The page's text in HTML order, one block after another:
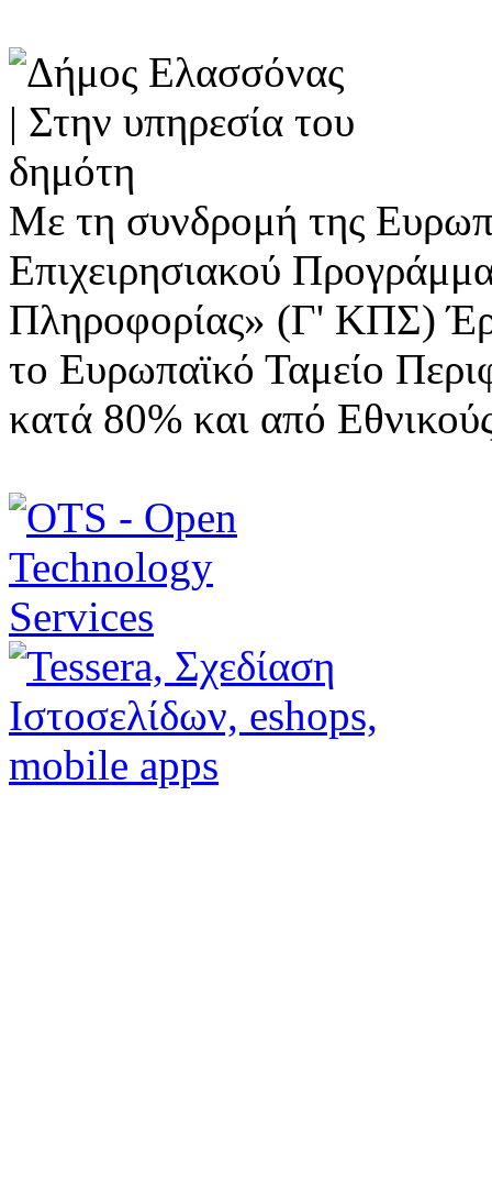
Με τη συνδρομή της
Επιχειρησιακού
Πληροφορίας» (Γ' ΚΠΣ)
το Ευρωπαϊκό Ταμείο
κατά 80% και από